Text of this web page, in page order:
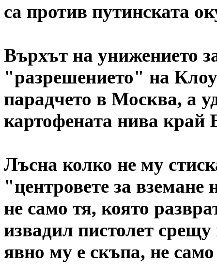
са против путинската
Върхът на унижението
"разрешението" на
парадчето в Москва, а
картофената нива край
Лъсна колко не му
"центровете за
не само тя, която
извадил пистолет
явно му е скъпа, не